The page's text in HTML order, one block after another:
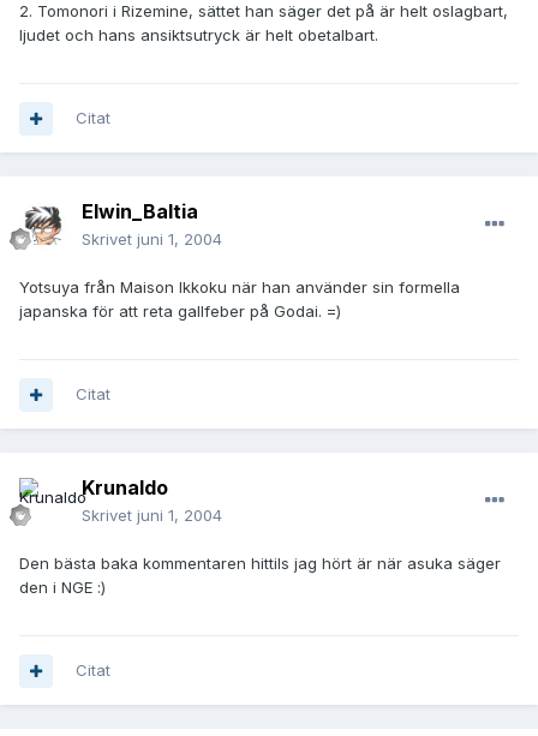
2. Tomonori i Rizemine, sättet han säger det på är helt oslagbart,
ljudet och hans ansiktsutryck är helt obetalbart.
Citat
Elwin_Baltia
Skrivet juni 1, 2004
Yotsuya från Maison Ikkoku när han använder sin formella
japanska för att reta gallfeber på Godai. =)
Citat
Krunaldo
Skrivet juni 1, 2004
Den bästa baka kommentaren hittils jag hört är när asuka säger
den i NGE :)
Citat